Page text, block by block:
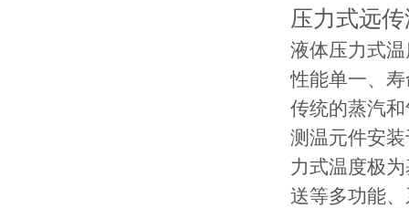
压力式远
液体压力式
性能单一、
传统的蒸汽
测温元件安
力式温度极
送等多功能